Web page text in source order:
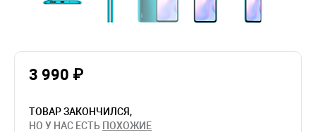
3 990 ₽
ТОВАР ЗАКОНЧИЛСЯ,
НО У НАС ЕСТЬ ПОХОЖИЕ